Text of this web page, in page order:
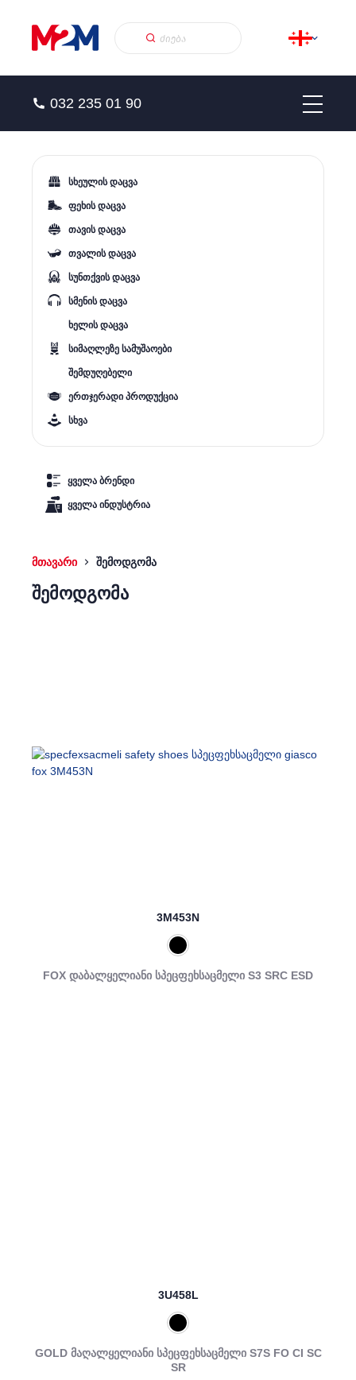
032 235 01 90
სხეულის დაცვა
ფეხის დაცვა
თავის დაცვა
თვალის დაცვა
სუნთქვის დაცვა
სმენის დაცვა
ხელის დაცვა
სიმაღლეზე სამუშაოები
შემდუღებელი
ერთჯერადი პროდუქცია
სხვა
ყველა ბრენდი
ყველა ინდუსტრია
მთავარი შემოდგომა
შემოდგომა
3M453N
FOX დაბალყელიანი სპეცფეხსაცმელი S3 SRC ESD
3U458L
GOLD მაღალყელიანი სპეცფეხსაცმელი S7S FO CI SC
SR